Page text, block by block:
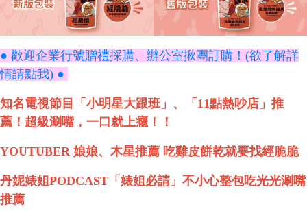
● 歡迎企業行號贈禮採購、辦公室揪團訂購！(欲了解詳
情請點我) ●
知名電視節目「小明星大跟班」、「11點熱吵店」推
薦！超級涮嘴，一口就上癮！！
YOUTUBER 娘娘、木星推薦 吃雞皮餅乾就要找經脆脆
丹妮婊姐PODCAST「婊姐必請」不小心整包吃光光涮嘴
推薦